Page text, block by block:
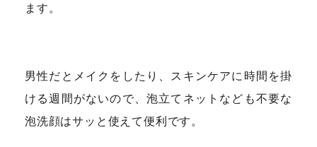
ます。
男性だとメイクをしたり、スキンケアに時間を掛
ける週間がないので、泡立てネットなども不要な
泡洗顔はサッと使えて便利です。